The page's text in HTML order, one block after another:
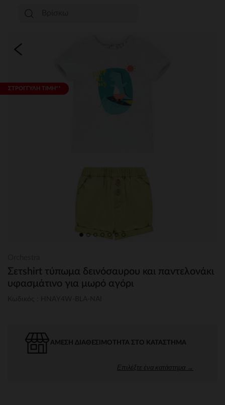
ΣΤΡΟΓΓΥΛΗ ΤΙΜΗ**
Σετshirt τύπωμα δεινόσαυρου και παντελονάκι
υφασμάτινο για μωρό αγόρι
ΆΜΕΣΗ ΔΙΑΘΕΣΙΜΌΤΗΤΑ ΣΤΟ ΚΑΤΆΣΤΗΜΑ
Επιλέξτε ένα κατάστημα →